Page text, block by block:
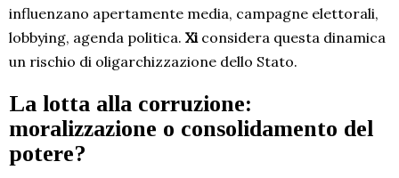
influenzano apertamente media, campagne elettorali,
lobbying, agenda politica. Xiconsidera questa dinamica
un rischio di oligarchizzazione dello Stato.
La lotta alla corruzione:
moralizzazione o consolidamento del
potere?